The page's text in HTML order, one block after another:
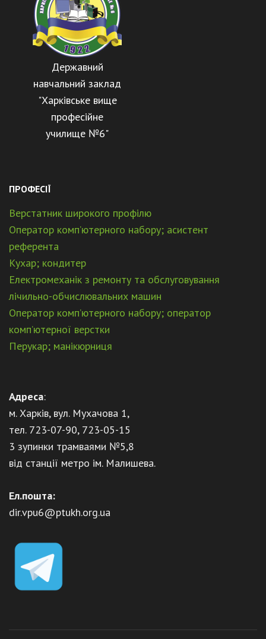
Державний
навчальний заклад
"Харківське вище
професійне
училище №6"
ПРОФЕСІЇ
Верстатник широкого профілю
Оператор комп’ютерного набору; асистент
референта
Кухар; кондитер
Електромеханік з ремонту та обслуговування
лічильно-обчислювальних машин
Оператор комп’ютерного набору; оператор
комп’ютерної верстки
Перукар; манікюрниця
Адреса:
м. Харків, вул. Мухачова 1,
тел. 723-07-90, 723-05-15
3 зупинки трамваями №5,8
від станції метро ім. Малишева.
Ел.пошта:
dir.vpu6@ptukh.org.ua